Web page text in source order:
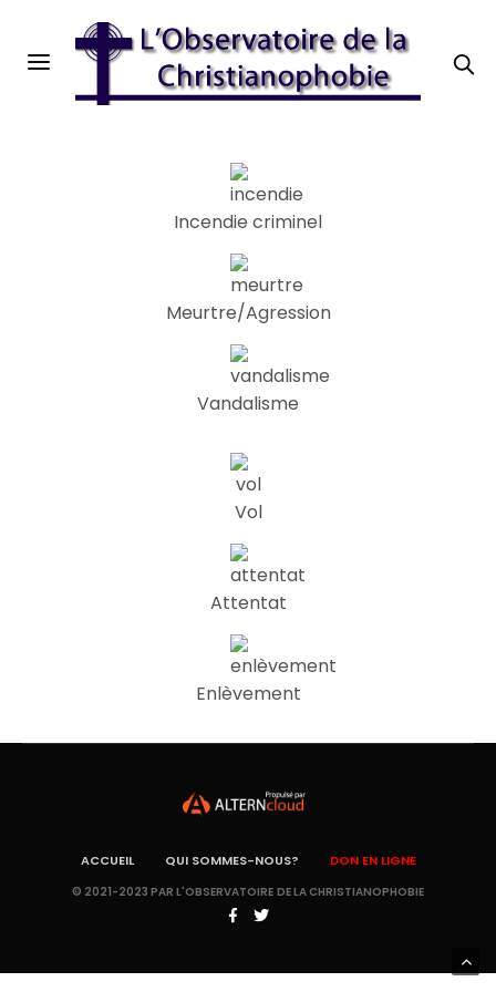
Incendie criminel
Meurtre/Agression
Vandalisme
Vol
Attentat
Enlèvement
ACCUEIL QUI SOMMES-NOUS? DON EN LIGNE
© 2021-2023 PAR L'OBSERVATOIRE DE LA CHRISTIANOPHOBIE